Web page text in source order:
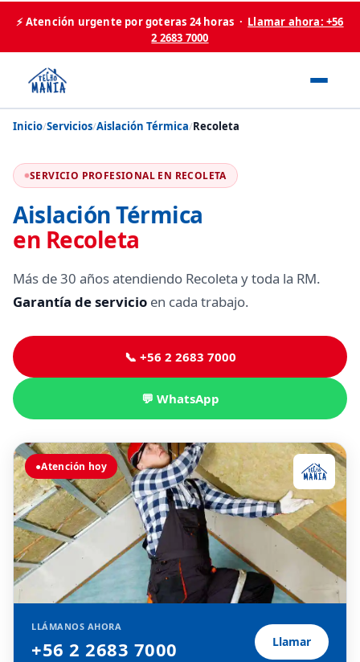
⚡ Atención urgente por goteras 24 horas · Llamar ahora: +56
2 2683 7000
Inicio/Servicios/Aislación Térmica/Recoleta
SERVICIO PROFESIONAL EN RECOLETA
Aislación Térmica
en Recoleta
Más de 30 años atendiendo Recoleta y toda la RM.
Garantía de servicio en cada trabajo.
📞 +56 2 2683 7000
💬 WhatsApp
●Atención hoy
LLÁMANOS AHORA
+56 2 2683 7000 Llamar